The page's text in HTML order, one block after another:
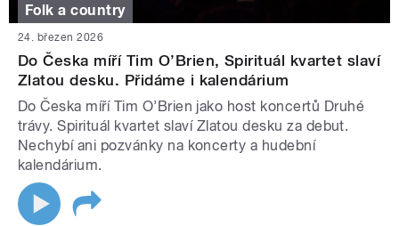
Folk a country
24. březen 2026
Do Česka míří Tim O’Brien, Spirituál kvartet slaví
Zlatou desku. Přidáme i kalendárium
Do Česka míří Tim O’Brien jako host koncertů Druhé
trávy. Spirituál kvartet slaví Zlatou desku za debut.
Nechybí ani pozvánky na koncerty a hudební
kalendárium.